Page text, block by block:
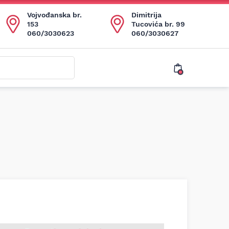
Vojvođanska br.
153
060/3030623
Dimitrija
Tucovića br. 99
060/3030627